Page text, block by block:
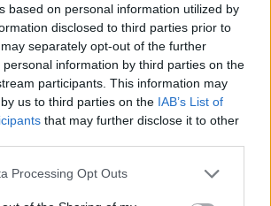
based on personal information utilized by
disclosed to third parties prior to
separately opt-out of the further
information by third parties on the
participants. This information may
us to third parties on the IAB’s List of
that may further disclose it to other
Processing Opt Outs
klausimą, kiek ekspertinių
prireikti, kad byla būtų
tiek ilgai tęsti